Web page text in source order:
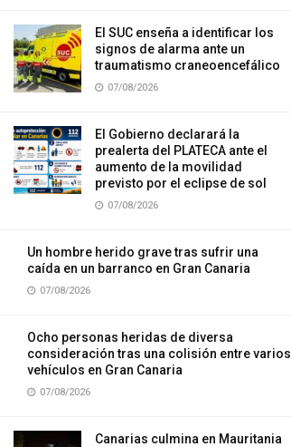
El SUC enseña a identificar los
signos de alarma ante un
traumatismo craneoencefálico
07/08/2026
El Gobierno declarará la
prealerta del PLATECA ante el
aumento de la movilidad
previsto por el eclipse de sol
07/08/2026
Un hombre herido grave tras sufrir una
caída en un barranco en Gran Canaria
07/08/2026
Ocho personas heridas de diversa
consideración tras una colisión entre varios
vehículos en Gran Canaria
07/08/2026
Canarias culmina en Mauritania